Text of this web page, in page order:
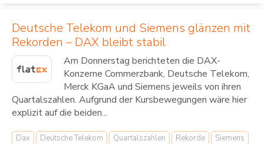
Deutsche Telekom und Siemens glänzen mit
Rekorden – DAX bleibt stabil
Am Donnerstag berichteten die DAX-
Konzerne Commerzbank, Deutsche Telekom,
Merck KGaA und Siemens jeweils von ihren
Quartalszahlen. Aufgrund der Kursbewegungen wäre hier
explizit auf die beiden...
Dax Deutsche Telekom Quartalszahlen Rekorde Siemens